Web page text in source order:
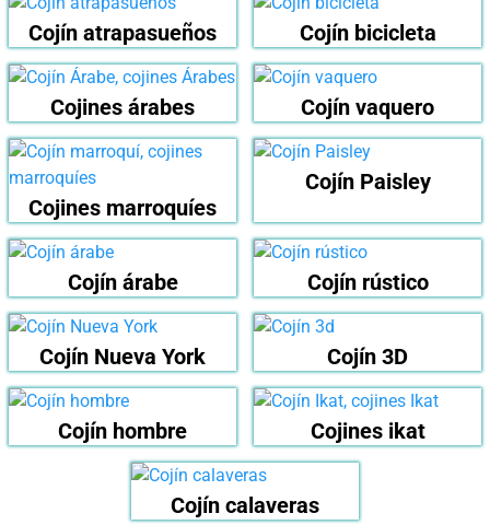
Cojín atrapasueños Cojín bicicleta
Cojines árabes Cojín vaquero
Cojines marroquíes
Cojín Paisley
Cojín árabe Cojín rústico
Cojín Nueva York Cojín 3D
Cojín hombre Cojines ikat
Cojín calaveras